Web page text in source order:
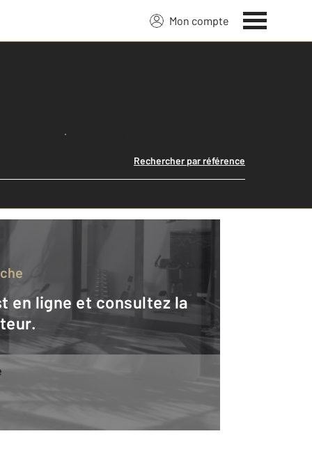
Mon compte
Lancer ma recherche
Rechercher par référence